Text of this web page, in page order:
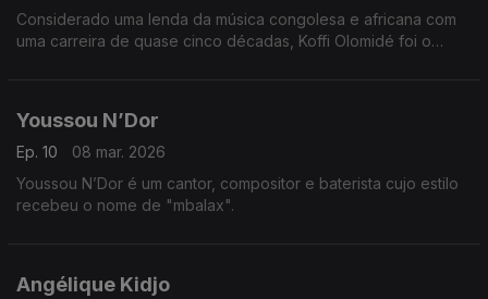
Considerado uma lenda da música congolesa e africana com
uma carreira de quase cinco décadas, Koffi Olomidé foi o
Youssou N’Dor
Ep. 10
08 mar. 2026
Youssou N’Dor é um cantor, compositor e baterista cujo estilo
recebeu o nome de "mbalax".
Angélique Kidjo